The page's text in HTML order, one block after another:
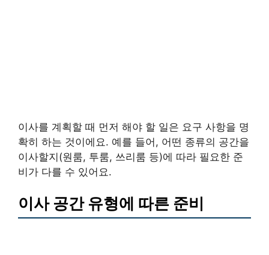
이사를 계획할 때 먼저 해야 할 일은 요구 사항을 명
확히 하는 것이에요. 예를 들어, 어떤 종류의 공간을
이사할지(원룸, 투룸, 쓰리룸 등)에 따라 필요한 준
비가 다를 수 있어요.
이사 공간 유형에 따른 준비